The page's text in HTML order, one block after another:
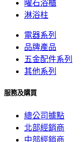
曜石浴櫃
淋浴柱
電器系列
品牌產品
五金配件系列
其他系列
服務及購買
總公司據點
北部經銷商
中部經銷商